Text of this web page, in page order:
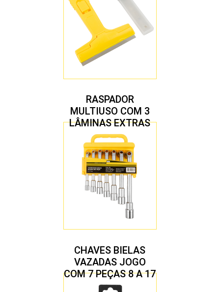
RASPADOR
MULTIUSO COM 3
LÂMINAS EXTRAS
CHAVES BIELAS
VAZADAS JOGO
COM 7 PEÇAS 8 A 17
MM